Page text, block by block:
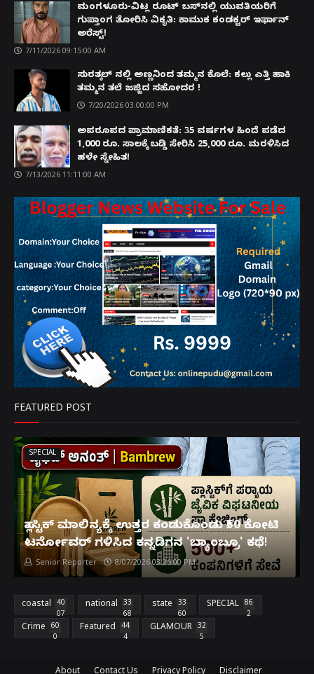
ಮಂಗಳೂರು-ವಿಟ್ಲ ರೂಟ್ ಬಸ್‌ನಲ್ಲಿ ಯುವತಿಯರಿಗೆ
ಗುಪ್ತಾಂಗ ತೋರಿಸಿ ವಿಕೃತಿ: ಕಾಮುಕ ಕಂಡಕ್ಟರ್ ಇರ್ಫಾನ್
ಅರೆಸ್ಟ್!
7/11/2026 09:15:00 AM
ಸುರತ್ಕಲ್ ನಲ್ಲಿ ಅಣ್ಣನಿಂದ ತಮ್ಮನ ಕೊಲೆ: ಕಲ್ಲು ಎತ್ತಿ ಹಾಕಿ
ತಮ್ಮನ ತಲೆ ಜಜ್ಜಿದ ಸಹೋದರ !
7/20/2026 03:00:00 PM
ಅಪರೂಪದ ಪ್ರಾಮಾಣಿಕತೆ: 35 ವರ್ಷಗಳ ಹಿಂದೆ ಪಡೆದ
1,000 ರೂ. ಸಾಲಕ್ಕೆ ಬಡ್ಡಿ ಸೇರಿಸಿ 25,000 ರೂ. ಮರಳಿಸಿದ
ಹಳೇ ಸ್ನೇಹಿತ!
7/13/2026 11:11:00 AM
FEATURED POST
SPECIAL
ಪ್ಲಾಸ್ಟಿಕ್ ಮಾಲಿನ್ಯಕ್ಕೆ ಉತ್ತರ ಕಂಡುಕೊಂಡು ₹50 ಕೋಟಿ
ಟರ್ನೋವರ್ ಗಳಿಸಿದ ಕನ್ನಡಿಗನ 'ಬ್ಯಾಂಬ್ರೂ' ಕಥೆ!
Senior Reporter 8/07/2026 03:26:00 PM
coastal
40
07
national
33
68
state
33
60
SPECIAL
86
2
Crime
60
0
Featured
44
4
GLAMOUR
32
5